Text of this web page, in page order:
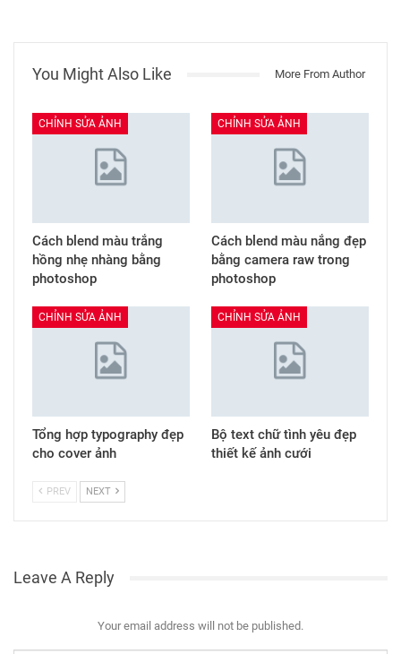
You Might Also Like More From Author
CHỈNH SỬA ẢNH
Cách blend màu trắng
hồng nhẹ nhàng bằng
photoshop
CHỈNH SỬA ẢNH
Cách blend màu nắng đẹp
bằng camera raw trong
photoshop
CHỈNH SỬA ẢNH
Tổng hợp typography đẹp
cho cover ảnh
CHỈNH SỬA ẢNH
Bộ text chữ tình yêu đẹp
thiết kế ảnh cưới
PREV NEXT
Leave A Reply
Your email address will not be published.